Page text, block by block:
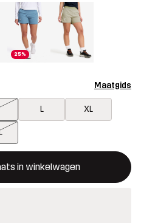
25%
Maatgids
L XL
in winkelwagen
de bevestiging van een